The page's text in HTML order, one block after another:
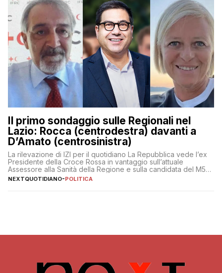
Il primo sondaggio sulle Regionali nel
Lazio: Rocca (centrodestra) davanti a
D’Amato (centrosinistra)
La rilevazione di IZI per il quotidiano La Repubblica vede l’ex
Presidente della Croce Rossa in vantaggio sull’attuale
Assessore alla Sanità della Regione e sulla candidata del M5S
Donatella Bianchi
NEXTQUOTIDIANO-POLITICA